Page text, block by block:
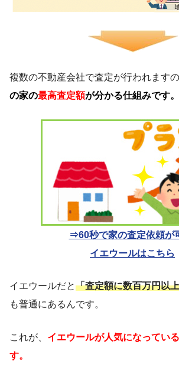
複数の不動産会社で査定が行われますの
の家の最高査定額が分かる仕組みです。
⇒60秒で家の査定依頼が
イエウールはこちら
イエウールだと「査定額に数百万円以
も普通にあるんです。
これが、 イエウールが人気になってい
す。